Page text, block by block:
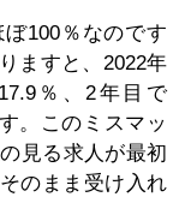
100％なのです
ますと、2022年
％、2年目で
。このミスマッ
見る求人が最初
のまま受け入れ